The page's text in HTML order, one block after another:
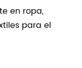
en ropa,
para el